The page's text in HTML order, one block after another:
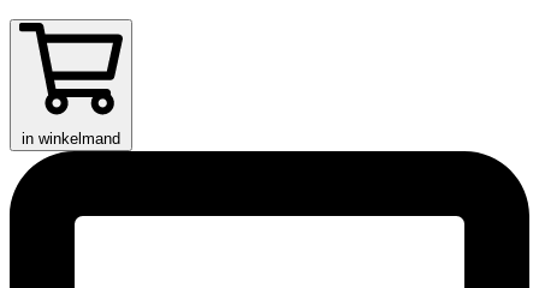
in winkelmand